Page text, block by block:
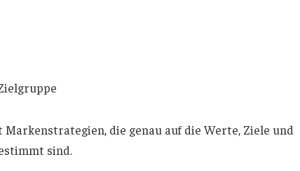
die genau auf die Werte, Ziele und
sind.